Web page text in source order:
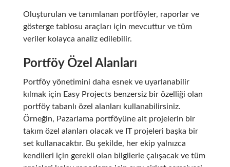
Oluşturulan ve tanımlanan portföyler, raporlar ve
gösterge tablosu araçları için mevcuttur ve tüm
veriler kolayca analiz edilebilir.
Portföy Özel Alanları
Portföy yönetimini daha esnek ve uyarlanabilir
kılmak için Easy Projects benzersiz bir özelliği olan
portföy tabanlı özel alanları kullanabilirsiniz.
Örneğin, Pazarlama portföyüne ait projelerin bir
takım özel alanları olacak ve IT projeleri başka bir
set kullanacaktır. Bu şekilde, her ekip yalnızca
kendileri için gerekli olan bilgilerle çalışacak ve tüm